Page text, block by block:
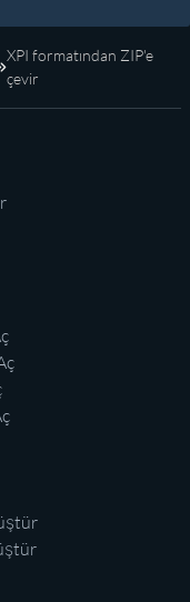
XPI formatından ZIP'e
çevir